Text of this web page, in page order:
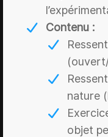
Contenu :
nature
objet